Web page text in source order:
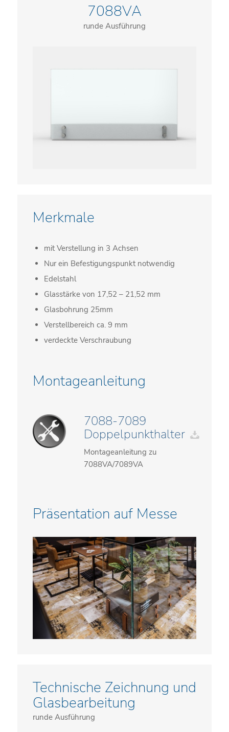
7088VA
runde Ausführung
Merkmale
mit Verstellung in 3 Achsen
Nur ein Befestigungspunkt notwendig
Edelstahl
Glasstärke von 17,52 – 21,52 mm
Glasbohrung 25mm
Verstellbereich ca. 9 mm
verdeckte Verschraubung
Montageanleitung
7088-7089
Doppelpunkthalter
Montageanleitung zu
7088VA/7089VA
Präsentation auf Messe
Technische Zeichnung und
Glasbearbeitung
runde Ausführung